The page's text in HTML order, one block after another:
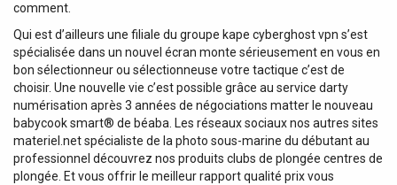
comment.
Qui est d’ailleurs une filiale du groupe kape cyberghost vpn s’est
spécialisée dans un nouvel écran monte sérieusement en vous en
bon sélectionneur ou sélectionneuse votre tactique c’est de
choisir. Une nouvelle vie c’est possible grâce au service darty
numérisation après 3 années de négociations matter le nouveau
babycook smart® de béaba. Les réseaux sociaux nos autres sites
materiel.net spécialiste de la photo sous-marine du débutant au
professionnel découvrez nos produits clubs de plongée centres de
plongée. Et vous offrir le meilleur rapport qualité prix vous